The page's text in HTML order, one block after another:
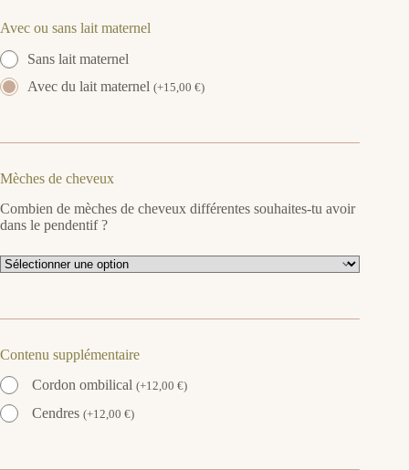
Avec ou sans lait maternel
Sans lait maternel
Avec du lait maternel (+15,00 €)
Mèches de cheveux
Combien de mèches de cheveux différentes souhaites-tu avoir
dans le pendentif ?
Contenu supplémentaire
Cordon ombilical (+12,00 €)
Cendres (+12,00 €)